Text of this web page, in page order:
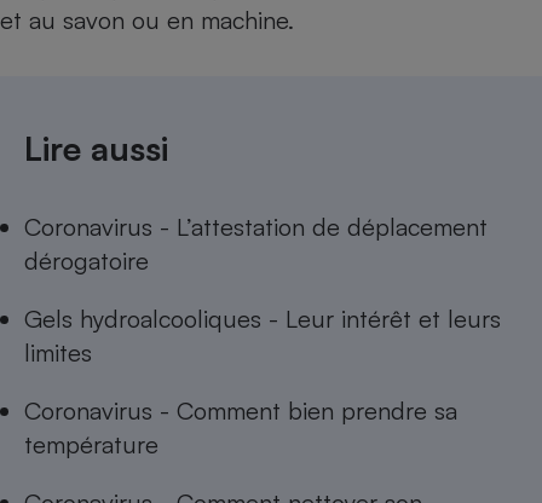
et au savon ou en machine.
Lire aussi
Coronavirus - L’attestation de déplacement
dérogatoire
Gels hydroalcooliques - Leur intérêt et leurs
limites
Coronavirus - Comment bien prendre sa
température